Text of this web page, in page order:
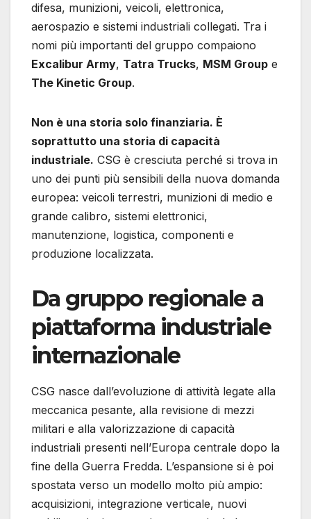
difesa, munizioni, veicoli, elettronica,
aerospazio e sistemi industriali collegati. Tra i
nomi più importanti del gruppo compaiono
Excalibur Army, Tatra Trucks, MSM Group e
The Kinetic Group.
Non è una storia solo finanziaria. È
soprattutto una storia di capacità
industriale. CSG è cresciuta perché si trova in
uno dei punti più sensibili della nuova domanda
europea: veicoli terrestri, munizioni di medio e
grande calibro, sistemi elettronici,
manutenzione, logistica, componenti e
produzione localizzata.
Da gruppo regionale a
piattaforma industriale
internazionale
CSG nasce dall’evoluzione di attività legate alla
meccanica pesante, alla revisione di mezzi
militari e alla valorizzazione di capacità
industriali presenti nell’Europa centrale dopo la
fine della Guerra Fredda. L’espansione si è poi
spostata verso un modello molto più ampio:
acquisizioni, integrazione verticale, nuovi